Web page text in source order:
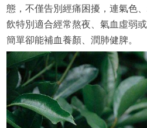
態，不僅告別經痛困擾，連氣色
飲特別適合經常熬夜、氣血虛弱
簡單卻能補血養顏、潤肺健脾。